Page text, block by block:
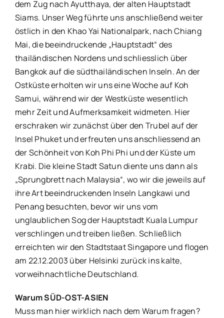
dem Zug nach Ayutthaya, der alten Hauptstadt
Siams. Unser Weg führte uns anschließend weiter
östlich in den Khao Yai Nationalpark, nach Chiang
Mai, die beeindruckende „Hauptstadt“ des
thailändischen Nordens und schliesslich über
Bangkok auf die südthailändischen Inseln. An der
Ostküste erholten wir uns eine Woche auf Koh
Samui, während wir der Westküste wesentlich
mehr Zeit und Aufmerksamkeit widmeten. Hier
erschraken wir zunächst über den Trubel auf der
Insel Phuket und erfreuten uns anschliessend an
der Schönheit von Koh Phi Phi und der Küste um
Krabi. Die kleine Stadt Satun diente uns dann als
„Sprungbrett nach Malaysia“, wo wir die jeweils auf
ihre Art beeindruckenden Inseln Langkawi und
Penang besuchten, bevor wir uns vom
unglaublichen Sog der Hauptstadt Kuala Lumpur
verschlingen und treiben ließen. Schließlich
erreichten wir den Stadtstaat Singapore und flogen
am 22.12.2003 über Helsinki zurück ins kalte,
vorweihnachtliche Deutschland.
Warum SÜD-OST-ASIEN
Muss man hier wirklich nach dem Warum fragen?